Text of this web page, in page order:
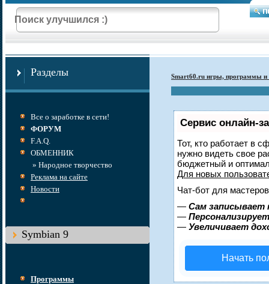
Разделы
Все о заработке в сети!
ФОРУМ
F.A.Q.
ОБМЕННИК
» Народное творчество
Реклама на сайте
Новости
Symbian 9
Программы
Smart60.ru игры, программы и
Сервис онлайн-
Тот, кто работает в
нужно видеть свое
бюджетный и
Для новых
Чат-бот для
— Сам записывает
—
— Увеличивает
Начать